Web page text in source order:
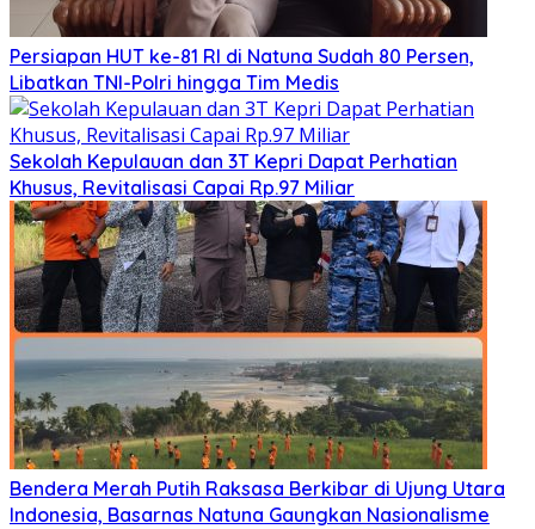
Persiapan HUT ke-81 RI di Natuna Sudah 80 Persen,
Libatkan TNI-Polri hingga Tim Medis
Sekolah Kepulauan dan 3T Kepri Dapat Perhatian
Khusus, Revitalisasi Capai Rp.97 Miliar
Bendera Merah Putih Raksasa Berkibar di Ujung Utara
Indonesia, Basarnas Natuna Gaungkan Nasionalisme